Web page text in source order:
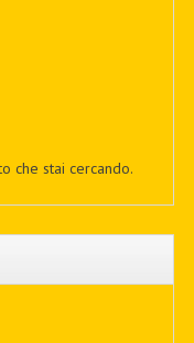
che stai cercando.